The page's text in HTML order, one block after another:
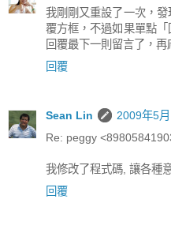
我剛剛又重設了一次，
覆方框，不過如果單點
回覆最下一則留言了，再
回覆
Sean Lin
2009年5
Re: peggy
我修改了程式碼, 讓各種
回覆